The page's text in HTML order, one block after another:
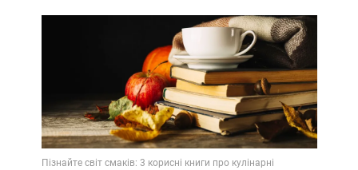
Пізнайте світ смаків: 3 корисні книги про кулінарні